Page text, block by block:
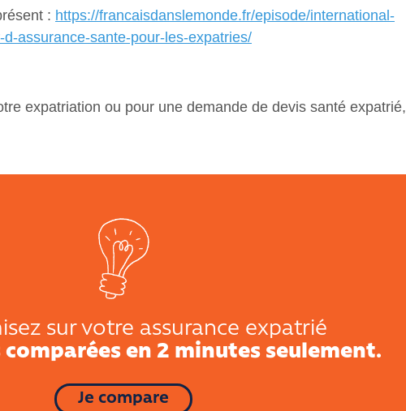
: https://francaisdanslemonde.fr/episode/international-
assurance-sante-pour-les-expatries/
expatriation ou pour une demande de devis santé expatrié,
sur votre assurance expatrié
en 2 minutes seulement.
Je compare